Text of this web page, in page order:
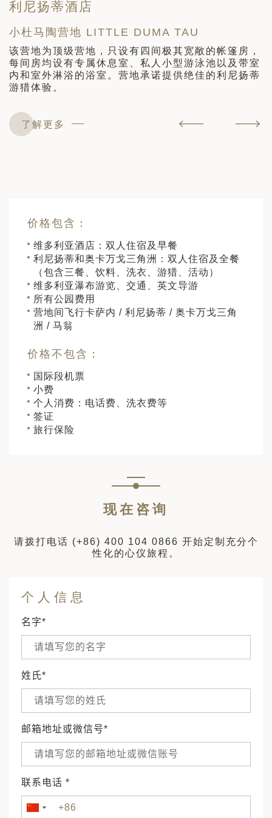
利尼扬蒂酒店
小杜马陶营地 LITTLE DUMA TAU
该营地为顶级营地，只设有四间极其宽敞的帐篷房，
每间房均设有专属休息室、私人小型游泳池以及带室
内和室外淋浴的浴室。营地承诺提供绝佳的利尼扬蒂
游猎体验。
了解更多
价格包含：
维多利亚酒店：双人住宿及早餐
利尼扬蒂和奥卡万戈三角洲：双人住宿及全餐
（包含三餐、饮料、洗衣、游猎、活动）
维多利亚瀑布游览、交通、英文导游
所有公园费用
营地间飞行卡萨内 / 利尼扬蒂 / 奥卡万戈三角
洲 / 马翁
价格不包含：
国际段机票
小费
个人消费：电话费、洗衣费等
签证
旅行保险
现在咨询
请拨打电话 (+86) 400 104 0866 开始定制充分个
性化的心仪旅程。
个人信息
名字*
姓氏*
邮箱地址或微信号*
联系电话 *